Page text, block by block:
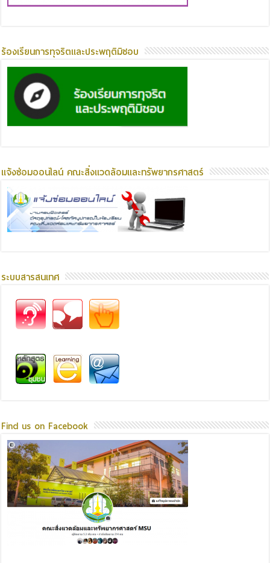
ร้องเรียนการทุจริตและประพฤติมิชอบ
แจ้งซ่อมออนไลน์ คณะสิ่งแวดล้อมและทรัพยากรศาสตร์
ระบบสารสนเทศ
Find us on Facebook